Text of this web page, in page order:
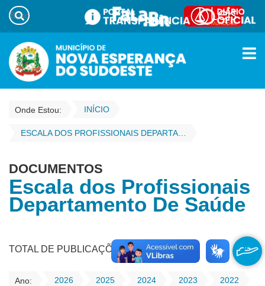
Onde Estou: INÍCIO
DOCUMENTOS
Escala dos Profissionais
Departamento De Saúde
TOTAL DE PUBLICAÇÕES - 168
Ano: 2026 2025 2024 2023 2022